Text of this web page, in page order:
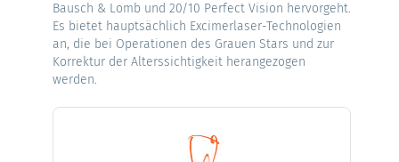
Bausch & Lomb und 20/10 Perfect Vision hervorgeht.
Es bietet hauptsächlich Excimerlaser-Technologien
an, die bei Operationen des Grauen Stars und zur
Korrektur der Alterssichtigkeit herangezogen
werden.